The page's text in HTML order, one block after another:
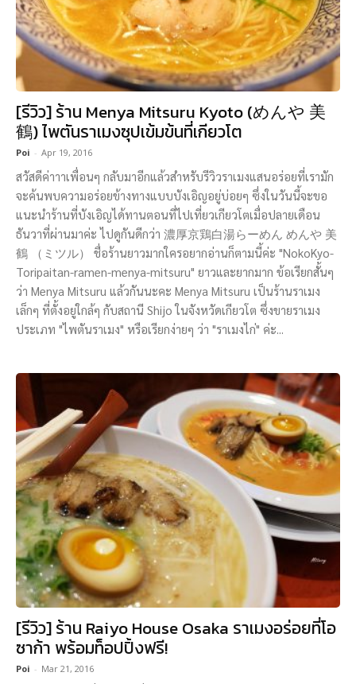
[รีวิว] ร้าน Menya Mitsuru Kyoto (めんや 美
鶴) ไพตันราเมงซุปเข้มข้นที่เกียวโต
Poi - Apr 19, 2016
สวัสดีค่าาาเพื่อนๆ กลับมาอีกแล้วสำหรับรีวิวราเมงแสนอร่อยที่เรามัก
จะค้นพบความอร่อยข้างทางแบบบังเอิญอยู่บ่อยๆ ซึ่งในวันนี้จะขอ
แนะนำร้านที่บังเอิญได้ทานตอนที่ไปเที่ยวเกียวโตเมื่อปลายเดือน
ธันวาที่ผ่านมาค่ะ ไปดูกันดีกว่า 濃厚京鶏白湯らーめん めんや 美
鶴 （ミツル） ชื่อร้านยาวมากใครอยากอ่านก็ตามนี้ค่ะ "NokoKyo-
Toripaitan-ramen-menya-mitsuru" ยาวและยากมาก ข้อเรียกสั้นๆ
ว่า Menya Mitsuru แล้วกันนะคะ Menya Mitsuru เป็นร้านราเมง
เล็กๆ ที่ตั้งอยู่ใกล้ๆ กับสถานี Shijo ในจังหวัดเกียวโต ซึ่งขายราเมง
ประเภท "ไพตันราเมง" หรือเรียกง่ายๆ ว่า "ราเมงไก่" ค่ะ...
[รีวิว] ร้าน Raiyo House Osaka ราเมงอร่อยที่โอ
ซาก้า พร้อมท็อปปิ้งฟรี!
Poi - Mar 21, 2016